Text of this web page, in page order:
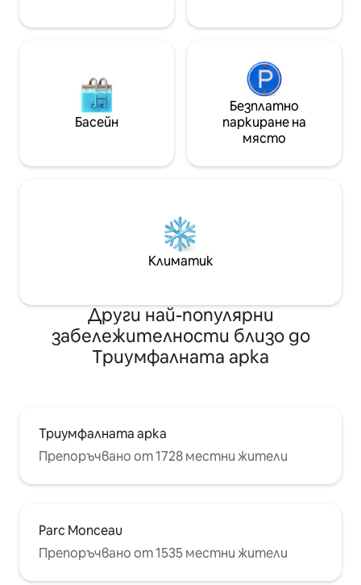
Басейн
Безплатно
паркиране на
място
Климатик
Други най-популярни
забележителности близо до
Триумфалната арка
Триумфалната арка
Препоръчвано от 1728 местни жители
Parc Monceau
Препоръчвано от 1535 местни жители